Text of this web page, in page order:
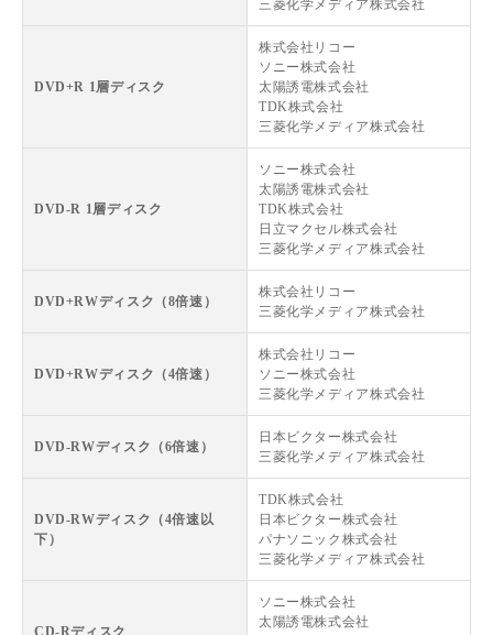
三菱化学メディア株式会社
DVD+R 1層ディスク
株式会社リコー
ソニー株式会社
太陽誘電株式会社
TDK株式会社
三菱化学メディア株式会社
DVD-R 1層ディスク
ソニー株式会社
太陽誘電株式会社
TDK株式会社
日立マクセル株式会社
三菱化学メディア株式会社
DVD+RWディスク（8倍速）
株式会社リコー
三菱化学メディア株式会社
DVD+RWディスク（4倍速）
株式会社リコー
ソニー株式会社
三菱化学メディア株式会社
DVD-RWディスク（6倍速）
日本ビクター株式会社
三菱化学メディア株式会社
DVD-RWディスク（4倍速以
下）
TDK株式会社
日本ビクター株式会社
パナソニック株式会社
三菱化学メディア株式会社
CD-Rディスク
ソニー株式会社
太陽誘電株式会社